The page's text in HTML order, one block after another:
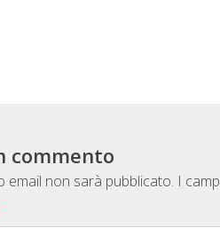
commento
email non sarà pubblicato. I